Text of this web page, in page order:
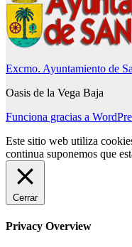
Excmo. Ayuntamiento de
Oasis de la Vega Baja
Funciona gracias a
Este sitio web utiliza
continua suponemos que
Cerrar
Privacy Overview